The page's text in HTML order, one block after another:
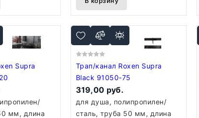
Supra
мм, длина
Трап/канал Roxen Supra
Black 91050-75
319,00 руб.
для душа, полипропилен/
сталь, труба 50 мм, длина